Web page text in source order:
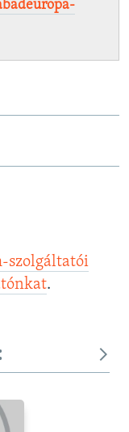
szolgáltatói
.